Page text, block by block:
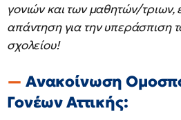
γονιών και των μαθητών/τριων,
απάντηση για την υπεράσπιση
σχολείου!
Ανακοίνωση
Γονέων Αττικής: